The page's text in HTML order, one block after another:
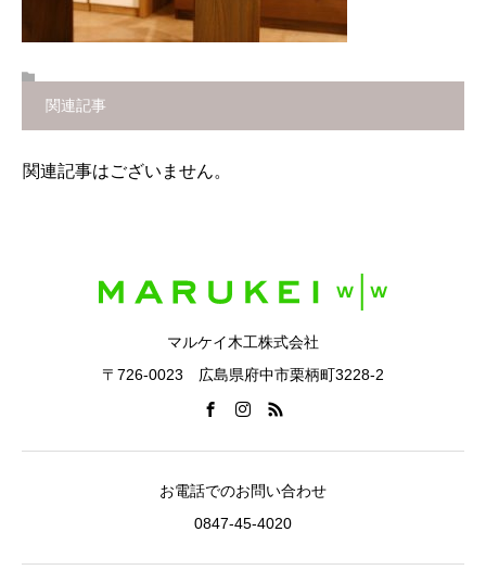
関連記事
関連記事はございません。
マルケイ木工株式会社
〒726-0023 広島県府中市栗柄町3228-2
お電話でのお問い合わせ
0847-45-4020